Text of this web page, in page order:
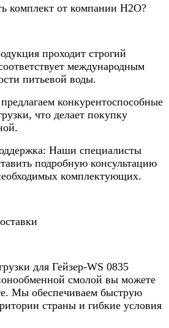
комплект от компании Н2О?
проходит строгий
международным
питьевой воды.
конкурентоспособные
что делает покупку
Наши специалисты
подробную консультацию
комплектующих.
для Гейзер-WS 0835
смолой вы можете
Мы обеспечиваем быструю
страны и гибкие условия